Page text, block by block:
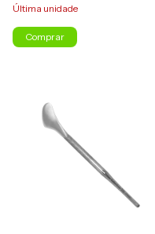
Última unidade